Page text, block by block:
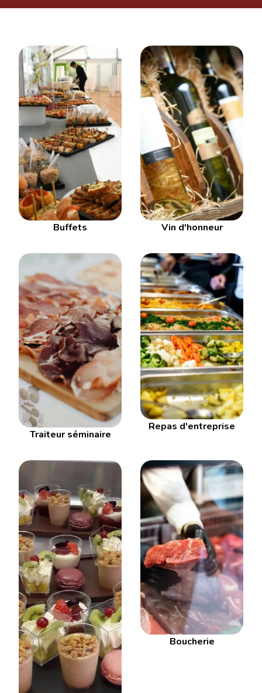
Buffets Vin d'honneur
Traiteur séminaire
Repas d'entreprise
Boucherie